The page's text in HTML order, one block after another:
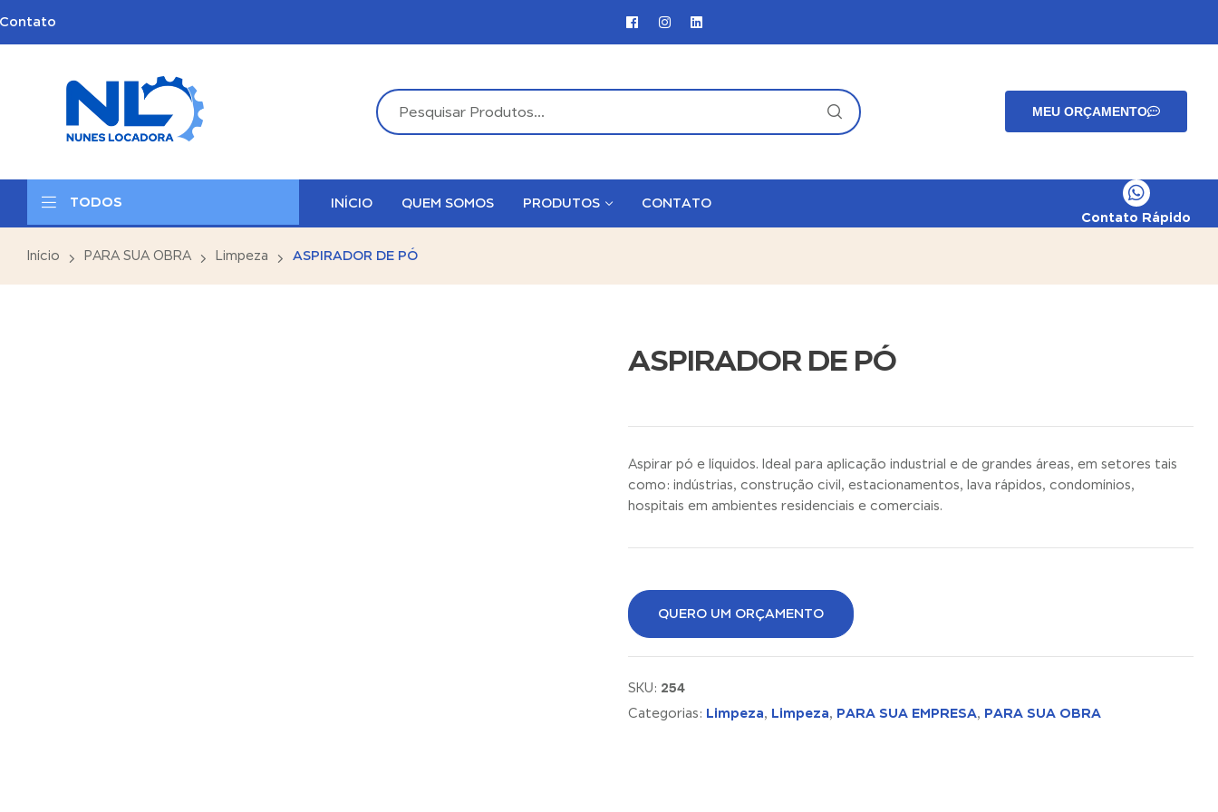
MEU ORÇAMENTO
TODOS INÍCIO QUEM SOMOS PRODUTOS CONTATO
Contato Rápido
Início PARA SUA OBRA Limpeza ASPIRADOR DE PÓ
ASPIRADOR DE PÓ
Aspirar pó e líquidos. Ideal para aplicação industrial e de grandes áreas, em setores tais
como: indústrias, construção civil, estacionamentos, lava rápidos, condomínios,
hospitais em ambientes residenciais e comerciais.
QUERO UM ORÇAMENTO
SKU: 254
Categorias: Limpeza, Limpeza, PARA SUA EMPRESA, PARA SUA OBRA